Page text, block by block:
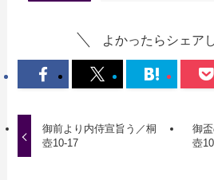
よかったらシェア
御前より内侍宣旨う／桐
壺10-17
御
壺